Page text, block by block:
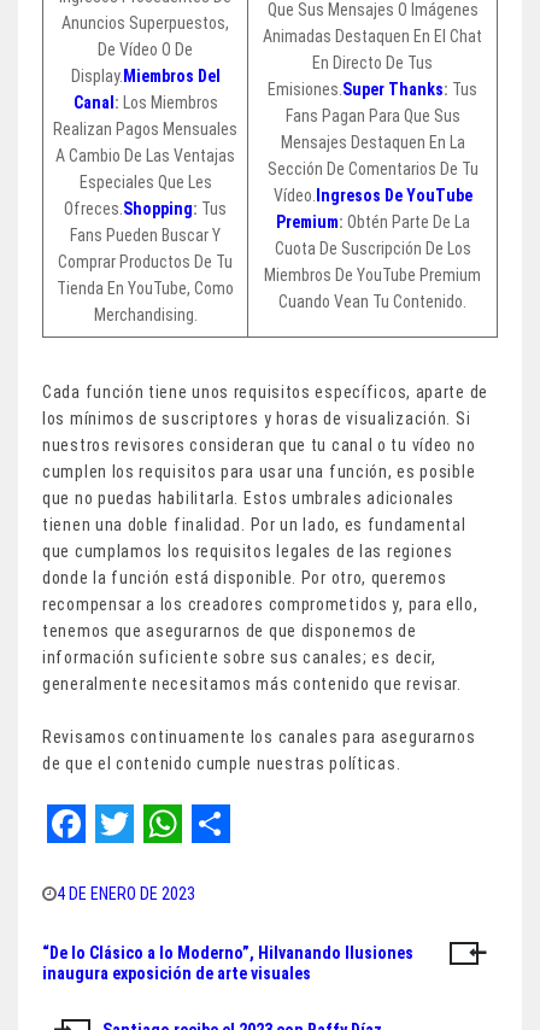
Anuncios Superpuestos,
De Vídeo O De
Display. Miembros Del
Canal : Los Miembros
Realizan Pagos Mensuales
A Cambio De Las Ventajas
Especiales Que Les
Ofreces. Shopping: Tus
Fans Pueden Buscar Y
Comprar Productos De Tu
Tienda En YouTube, Como
Merchandising.
Que Sus Mensajes O Imágenes
Animadas Destaquen En El Chat
En Directo De Tus
Emisiones. Super Thanks: Tus
Fans Pagan Para Que Sus
Mensajes Destaquen En La
Sección De Comentarios De Tu
Vídeo. Ingresos De YouTube
Premium: Obtén Parte De La
Cuota De Suscripción De Los
Miembros De YouTube Premium
Cuando Vean Tu Contenido.
Cada función tiene unos requisitos específicos, aparte de
los mínimos de suscriptores y horas de visualización. Si
nuestros revisores consideran que tu canal o tu vídeo no
cumplen los requisitos para usar una función, es posible
que no puedas habilitarla. Estos umbrales adicionales
tienen una doble finalidad. Por un lado, es fundamental
que cumplamos los requisitos legales de las regiones
donde la función está disponible. Por otro, queremos
recompensar a los creadores comprometidos y, para ello,
tenemos que asegurarnos de que disponemos de
información suficiente sobre sus canales; es decir,
generalmente necesitamos más contenido que revisar.
Revisamos continuamente los canales para asegurarnos
de que el contenido cumple nuestras políticas.
a
c
e
b
w
i
t
t
h
a
t
s
h
a
r
e
4 DE ENERO DE 2023
Navegación
“De lo Clásico a lo Moderno”, Hilvanando Ilusiones
inaugura exposición de arte visuales